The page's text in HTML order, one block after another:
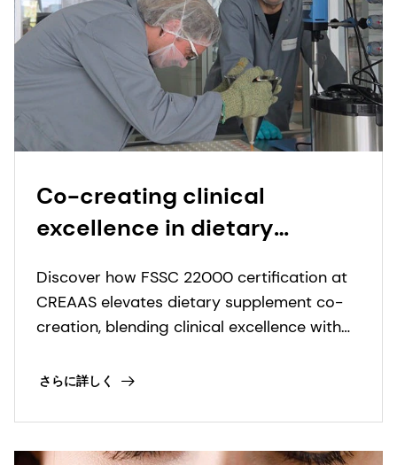
Co-creating clinical
excellence in dietary
Discover how FSSC 22000 certification at
CREAAS elevates dietary supplement co-
creation, blending clinical excellence with
さらに詳しく